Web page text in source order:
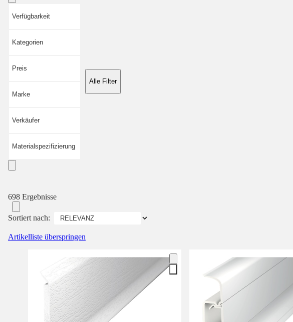
Verfügbarkeit
Kategorien
Preis
Marke
Verkäufer
Materialspezifizierung
Alle Filter
698 Ergebnisse
Sortiert nach:
Artikelliste überspringen